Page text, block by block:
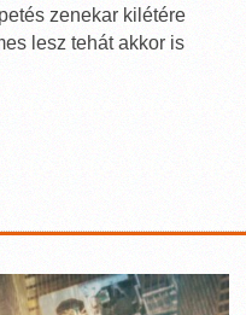
zenekar kilétére
lesz tehát akkor is